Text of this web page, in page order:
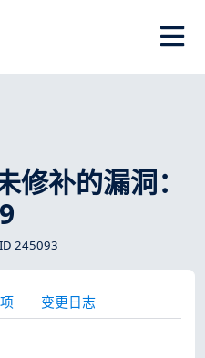
补的漏洞：
245093
变更日志